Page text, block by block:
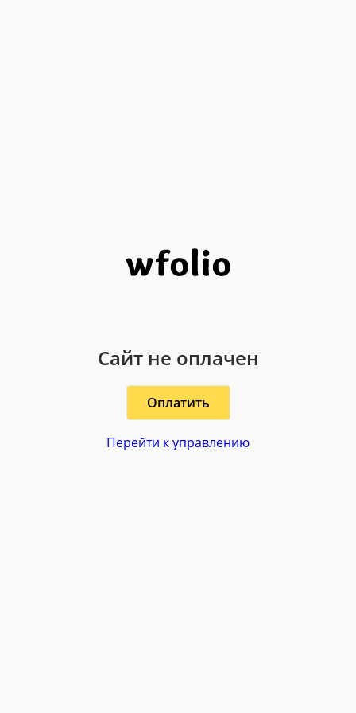
Сайт не оплачен
Оплатить
Перейти к управлению